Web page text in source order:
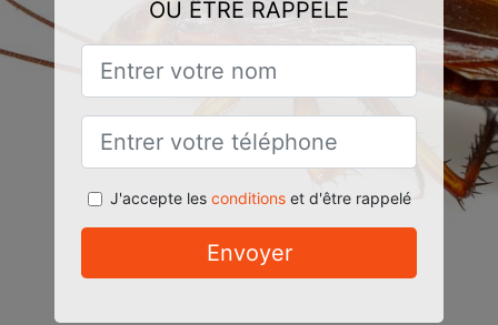
OU ÊTRE RAPPELÉ
J'accepte les conditionset d'être rappelé
Envoyer